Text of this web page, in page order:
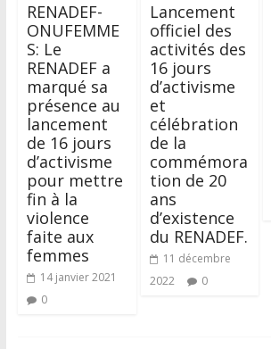
RENADEF-
ONUFEMME
S: Le
RENADEF a
marqué sa
présence au
lancement
de 16 jours
d’activisme
pour mettre
fin à la
violence
faite aux
femmes
14 janvier 2021
0
Lancement
officiel des
activités des
16 jours
d’activisme
et
célébration
de la
commémora
tion de 20
ans
d’existence
du RENADEF.
11 décembre
2022
0